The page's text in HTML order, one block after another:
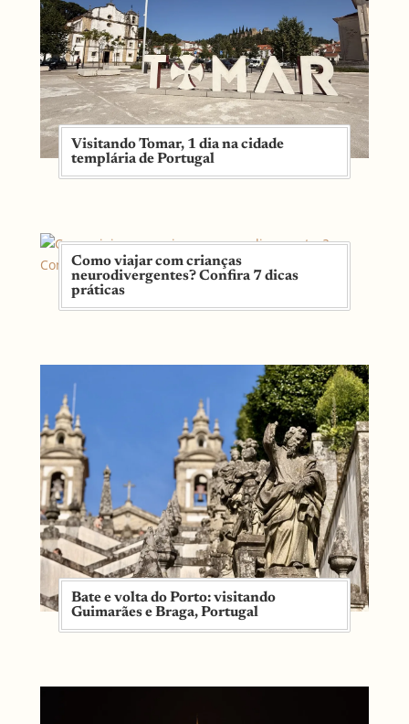
Visitando Tomar, 1 dia na cidade
templária de Portugal
Como viajar com crianças
neurodivergentes? Confira 7 dicas
práticas
Bate e volta do Porto: visitando
Guimarães e Braga, Portugal